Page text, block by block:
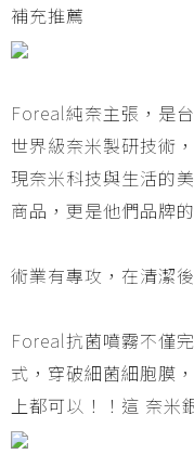
補充推薦
Foreal純奈主張，是
世界級奈米製研技術
現奈米科技與生活的
商品，更是他們品牌
術業有專攻，在清潔
Foreal抗菌噴霧不僅
式，穿破細菌細胞膜
上都可以！！這 奈